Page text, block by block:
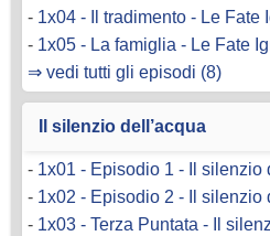
- 1x04 - Il tradimento - Le Fate
- 1x05 - La famiglia - Le Fate
⇒ vedi tutti gli episodi (8)
Il silenzio dell’acqua
- 1x01 - Episodio 1 - Il silenzio
- 1x02 - Episodio 2 - Il silenzio
- 1x03 - Terza Puntata - Il